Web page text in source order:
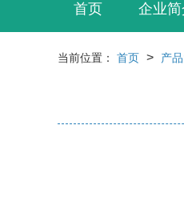
首页 企业简
当前位置： 首页 > 产